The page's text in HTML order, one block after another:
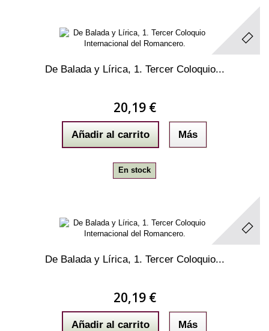
De Balada y Lírica, 1. Tercer Coloquio...
20,19 €
Añadir al carrito Más
En stock
De Balada y Lírica, 1. Tercer Coloquio...
20,19 €
Añadir al carrito Más